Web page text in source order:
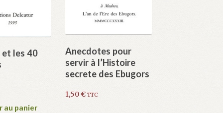
et les 40
au panier
Anecdotes pour
servir à l’Histoire
secrete des Ebugors
1,50€ TTC